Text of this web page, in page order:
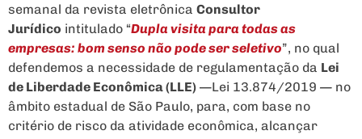
semanal da revista eletrônica Consultor
Jurídico intitulado “Dupla visita para todas as
empresas: bom senso não pode ser seletivo”, no qual
defendemos a necessidade de regulamentação da Lei
de Liberdade Econômica (LLE) —Lei 13.874/2019 — no
âmbito estadual de São Paulo, para, com base no
critério de risco da atividade econômica, alcançar